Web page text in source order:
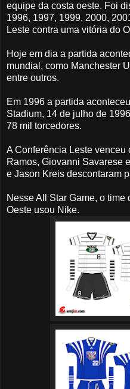
equipe da costa oeste. Foi
1996, 1997, 1999, 2000,
Leste contra uma vitória do
Hoje em dia a partida
mundial, como Manchester
entre outros.
Em 1996 a partida
Stadium, 14 de julho de
78 mil torcedores.
A Conferência Leste venceu
Ramos, Giovanni Savarese
e Jason Kreis descontaram
Nesse All Star Game, o
Oeste usou Nike.